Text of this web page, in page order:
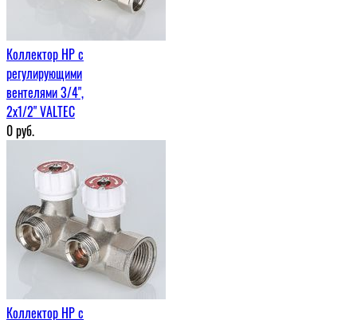
Коллектор НР с
регулирующими
вентелями 3/4",
2x1/2" VALTEC
0руб.
Коллектор НР с